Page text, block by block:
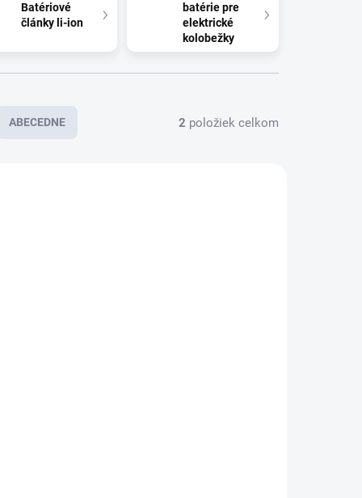
Batériové
články li-ion
batérie pre
elektrické
kolobežky
ABECEDNE 2 položiek celkom